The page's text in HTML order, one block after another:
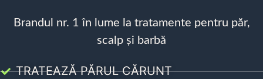
Brandul nr. 1 în lume la tratamente pentru păr,
scalp și barbă
TRATEAZĂ PĂRUL CĂRUNT